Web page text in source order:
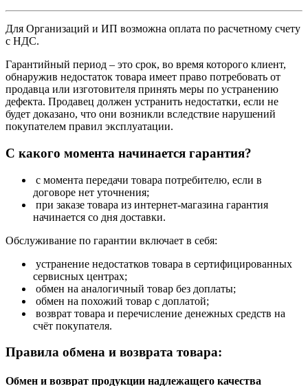
Для Организаций и ИП возможна оплата по расчетному счету
с НДС.
Гарантийный период – это срок, во время которого клиент,
обнаружив недостаток товара имеет право потребовать от
продавца или изготовителя принять меры по устранению
дефекта. Продавец должен устранить недостатки, если не
будет доказано, что они возникли вследствие нарушений
покупателем правил эксплуатации.
С какого момента начинается гарантия?
с момента передачи товара потребителю, если в
договоре нет уточнения;
при заказе товара из интернет-магазина гарантия
начинается со дня доставки.
Обслуживание по гарантии включает в себя:
устранение недостатков товара в сертифицированных
сервисных центрах;
обмен на аналогичный товар без доплаты;
обмен на похожий товар с доплатой;
возврат товара и перечисление денежных средств на
счёт покупателя.
Правила обмена и возврата товара:
Обмен и возврат продукции надлежащего качества